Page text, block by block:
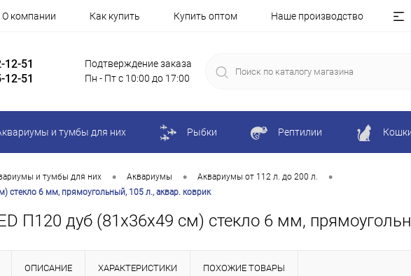
О компании Как купить Купить оптом Наше производство
12-51
12-51
Подтверждение заказа
Пн - Пт с 10:00 до 17:00
и тумбы для них Рыбки Рептилии
и тумбы для них • Аквариумы • Аквариумы от 112 л. до 200 л. •
стекло 6 мм, прямоугольный, 105 л., аквар. коврик
П120 дуб (81х36х49 см) стекло 6 мм,
ОПИСАНИЕ ХАРАКТЕРИСТИКИ ПОХОЖИЕ ТОВАРЫ